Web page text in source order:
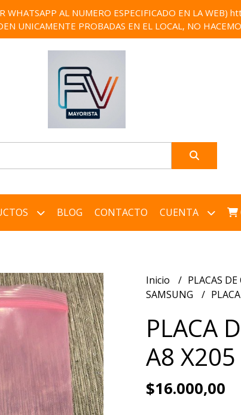
WHATSAPP AL NUMERO ESPECIFICADO EN LA
UNICAMENTE PROBADAS EN EL LOCAL, NO
BLOG CONTACTO CUENTA
Inicio
PLACAS
SAMSUNG
PLACA
A8 X205
$16.000,00